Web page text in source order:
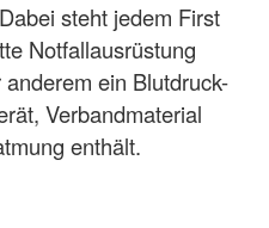
steht jedem First
Notfallausrüstung
ein Blutdruck-
Verbandmaterial
enthält.